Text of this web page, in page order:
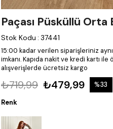
Paçası Püsküllü
Stok Kodu : 37441
15:00 kadar verilen siparişleriniz
imkanı.Kapıda nakit ve kredi kartı ile
alışverişlerde ücretsiz kargo
₺719,99 ₺479,99 %33
Renk